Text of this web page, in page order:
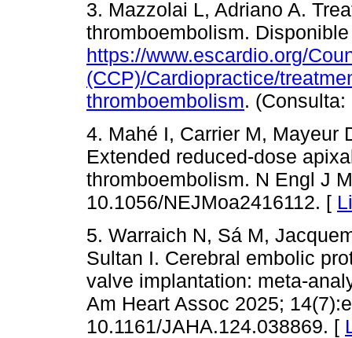
3. Mazzolai L, Adriano A.
thromboembolism.
https://www.escardio.org/
(CCP)/Cardiopractice/
thromboembolism.
4. Mahé I, Carrier M, Mayeur
Extended reduced-dose
thromboembolism. N Engl J
10.1056/NEJMoa2416112. [
5. Warraich N, Sá M,
Sultan I. Cerebral embolic
valve implantation: meta-
Am Heart Assoc 2025;
10.1161/JAHA.124.038869. [